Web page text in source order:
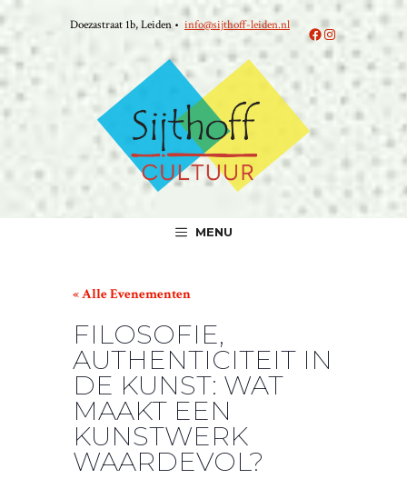
naar
de
inhoud
Doezastraat 1b, Leiden • info@sijthoff-leiden.nl Facebook
Instagram
MENU
« Alle Evenementen
FILOSOFIE,
AUTHENTICITEIT IN
DE KUNST: WAT
MAAKT EEN
KUNSTWERK
WAARDEVOL?